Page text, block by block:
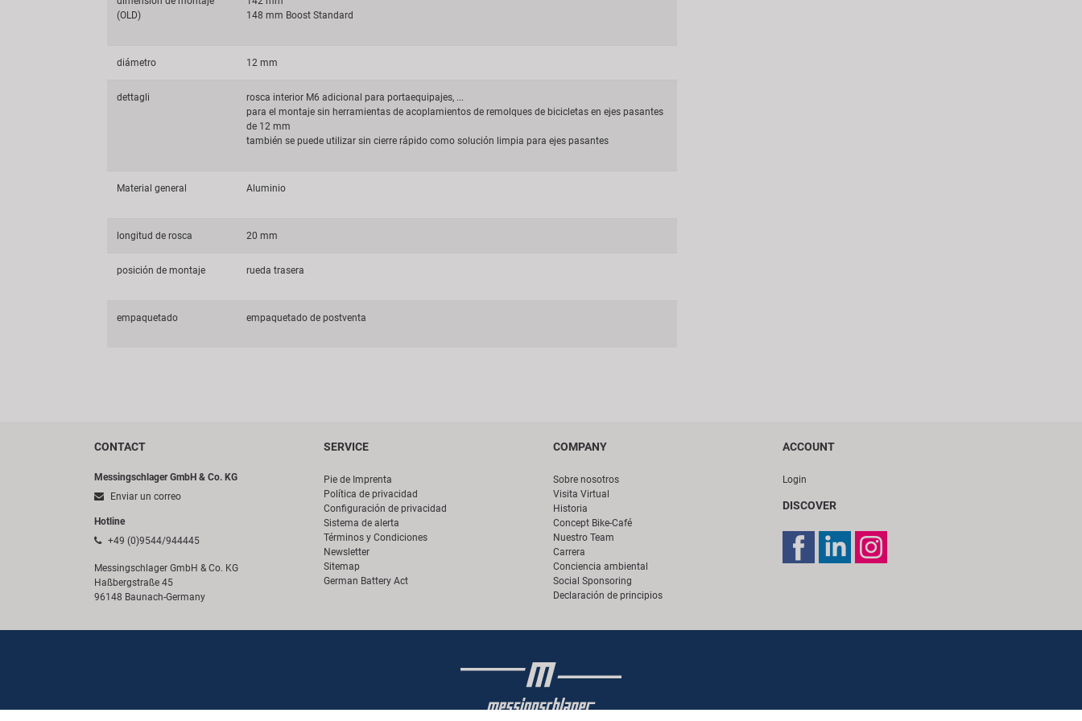
(OLD)
148 mm Boost Standard
diámetro 12 mm
dettagli
rosca interior M6 adicional para portaequipajes, ...
para el montaje sin herramientas de acoplamientos de remolques de bicicletas en ejes pasantes
de 12 mm
también se puede utilizar sin cierre rápido como solución limpia para ejes pasantes
Material general Aluminio
longitud de rosca 20 mm
posición de montaje rueda trasera
empaquetado empaquetado de postventa
CONTACT
Messingschlager GmbH & Co. KG
Enviar un correo
Hotline
+49 (0)9544/944445
Messingschlager GmbH & Co. KG
Haßbergstraße 45
96148 Baunach-Germany
SERVICE
Pie de Imprenta
Política de privacidad
Configuración de privacidad
Sistema de alerta
Términos y Condiciones
Newsletter
Sitemap
German Battery Act
COMPANY
Sobre nosotros
Visita Virtual
Historia
Concept Bike-Café
Nuestro Team
Carrera
Conciencia ambiental
Social Sponsoring
Declaración de principios
ACCOUNT
Login
DISCOVER